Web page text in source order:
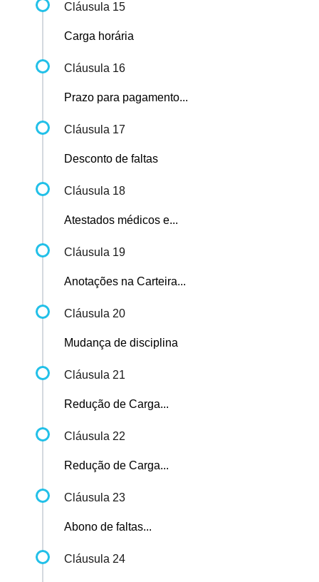
Cláusula 15
Carga horária
Cláusula 16
Prazo para pagamento...
Cláusula 17
Desconto de faltas
Cláusula 18
Atestados médicos e...
Cláusula 19
Anotações na Carteira...
Cláusula 20
Mudança de disciplina
Cláusula 21
Redução de Carga...
Cláusula 22
Redução de Carga...
Cláusula 23
Abono de faltas...
Cláusula 24